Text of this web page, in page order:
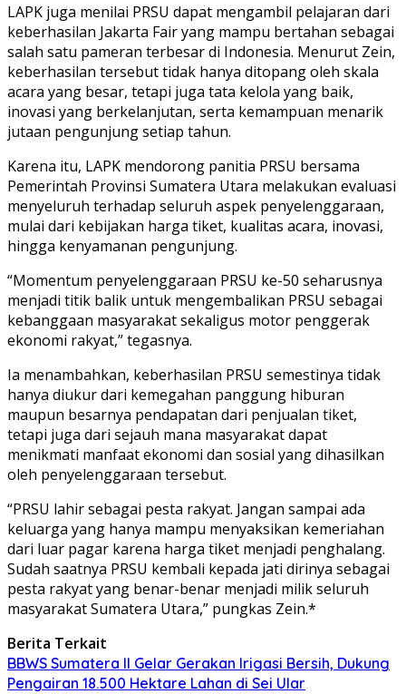
LAPK juga menilai PRSU dapat mengambil pelajaran dari
keberhasilan Jakarta Fair yang mampu bertahan sebagai
salah satu pameran terbesar di Indonesia. Menurut Zein,
keberhasilan tersebut tidak hanya ditopang oleh skala
acara yang besar, tetapi juga tata kelola yang baik,
inovasi yang berkelanjutan, serta kemampuan menarik
jutaan pengunjung setiap tahun.
Karena itu, LAPK mendorong panitia PRSU bersama
Pemerintah Provinsi Sumatera Utara melakukan evaluasi
menyeluruh terhadap seluruh aspek penyelenggaraan,
mulai dari kebijakan harga tiket, kualitas acara, inovasi,
hingga kenyamanan pengunjung.
“Momentum penyelenggaraan PRSU ke-50 seharusnya
menjadi titik balik untuk mengembalikan PRSU sebagai
kebanggaan masyarakat sekaligus motor penggerak
ekonomi rakyat,” tegasnya.
Ia menambahkan, keberhasilan PRSU semestinya tidak
hanya diukur dari kemegahan panggung hiburan
maupun besarnya pendapatan dari penjualan tiket,
tetapi juga dari sejauh mana masyarakat dapat
menikmati manfaat ekonomi dan sosial yang dihasilkan
oleh penyelenggaraan tersebut.
“PRSU lahir sebagai pesta rakyat. Jangan sampai ada
keluarga yang hanya mampu menyaksikan kemeriahan
dari luar pagar karena harga tiket menjadi penghalang.
Sudah saatnya PRSU kembali kepada jati dirinya sebagai
pesta rakyat yang benar-benar menjadi milik seluruh
masyarakat Sumatera Utara,” pungkas Zein.*
Berita Terkait
BBWS Sumatera II Gelar Gerakan Irigasi Bersih, Dukung
Pengairan 18.500 Hektare Lahan di Sei Ular